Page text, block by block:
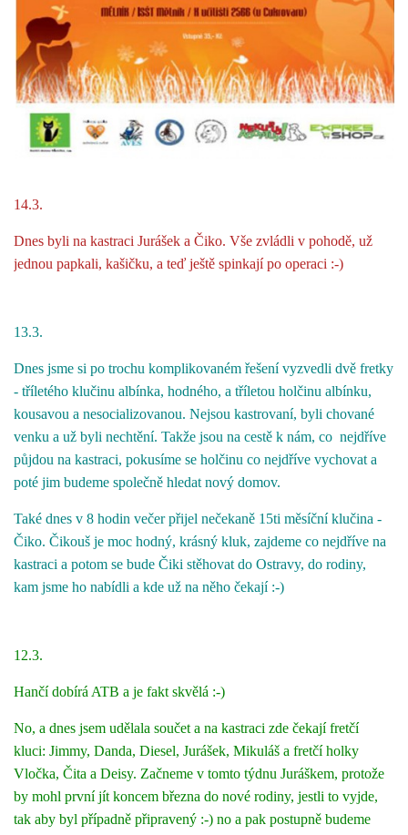
14.3.
Dnes byli na kastraci Jurášek a Čiko. Vše zvládli v pohodě, už
jednou papkali, kašičku, a teď ještě spinkají po operaci :-)
13.3.
Dnes jsme si po trochu komplikovaném řešení vyzvedli dvě fretky
- tříletého klučinu albínka, hodného, a tříletou holčinu albínku,
kousavou a nesocializovanou. Nejsou kastrovaní, byli chované
venku a už byli nechtění. Takže jsou na cestě k nám, co nejdříve
půjdou na kastraci, pokusíme se holčinu co nejdříve vychovat a
poté jim budeme společně hledat nový domov.
Také dnes v 8 hodin večer přijel nečekaně 15ti měsíční klučina -
Čiko. Čikouš je moc hodný, krásný kluk, zajdeme co nejdříve na
kastraci a potom se bude Čiki stěhovat do Ostravy, do rodiny,
kam jsme ho nabídli a kde už na něho čekají :-)
12.3.
Hančí dobírá ATB a je fakt skvělá :-)
No, a dnes jsem udělala součet a na kastraci zde čekají fretčí
kluci: Jimmy, Danda, Diesel, Jurášek, Mikuláš a fretčí holky
Vločka, Čita a Deisy. Začneme v tomto týdnu Juráškem, protože
by mohl první jít koncem března do nové rodiny, jestli to vyjde,
tak aby byl případně připravený :-) no a pak postupně budeme